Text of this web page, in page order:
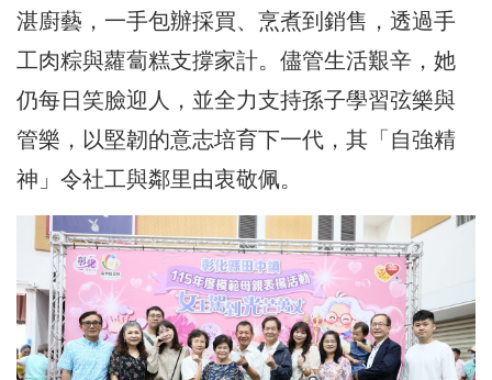
湛廚藝，一手包辦採買、烹煮到銷售，透過手
工肉粽與蘿蔔糕支撐家計。儘管生活艱辛，她
仍每日笑臉迎人，並全力支持孫子學習弦樂與
管樂，以堅韌的意志培育下一代，其「自強精
神」令社工與鄰里由衷敬佩。